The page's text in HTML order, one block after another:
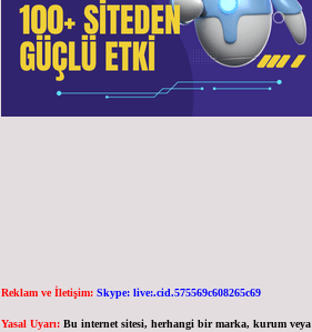
Reklam ve İletişim: Skype: live:.cid.575569c608265c69
Yasal Uyarı: Bu internet sitesi, herhangi bir marka, kurum veya